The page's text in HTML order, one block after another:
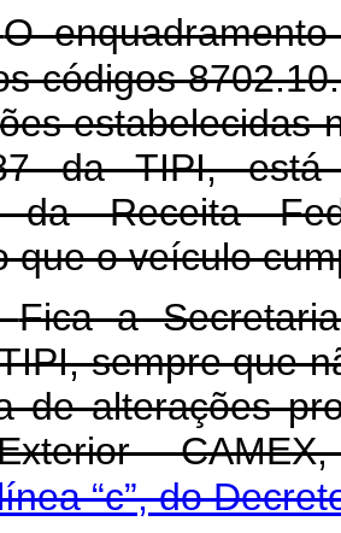
O
códigos
estabelecidas
da TIPI, está
da Receita
que o veículo
Fica a
sempre que
de alterações
-
“c”, do